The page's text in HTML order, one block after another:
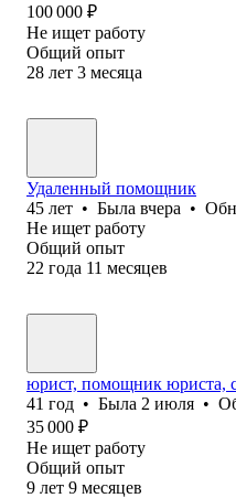
100 000 ₽
Не ищет работу
Общий опыт
28 лет 3 месяца
Удаленный помощник
45 лет • Была вчера •
Не ищет работу
Общий опыт
22 года 11 месяцев
юрист, помощник юриста,
41 год • Была 2 июля •
35 000 ₽
Не ищет работу
Общий опыт
9 лет 9 месяцев